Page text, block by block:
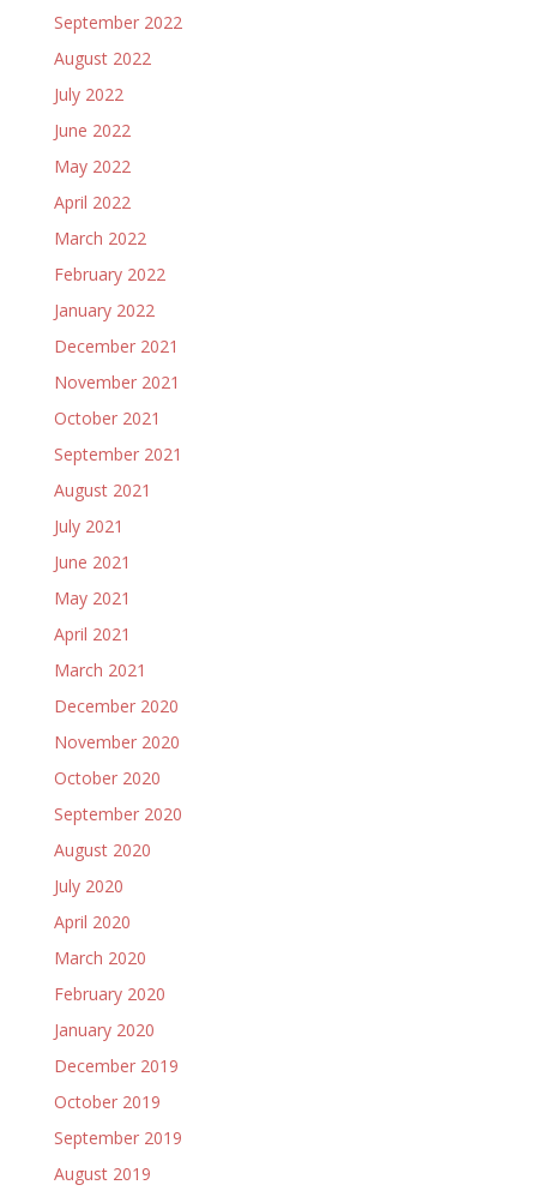
September 2022
August 2022
July 2022
June 2022
May 2022
April 2022
March 2022
February 2022
January 2022
December 2021
November 2021
October 2021
September 2021
August 2021
July 2021
June 2021
May 2021
April 2021
March 2021
December 2020
November 2020
October 2020
September 2020
August 2020
July 2020
April 2020
March 2020
February 2020
January 2020
December 2019
October 2019
September 2019
August 2019